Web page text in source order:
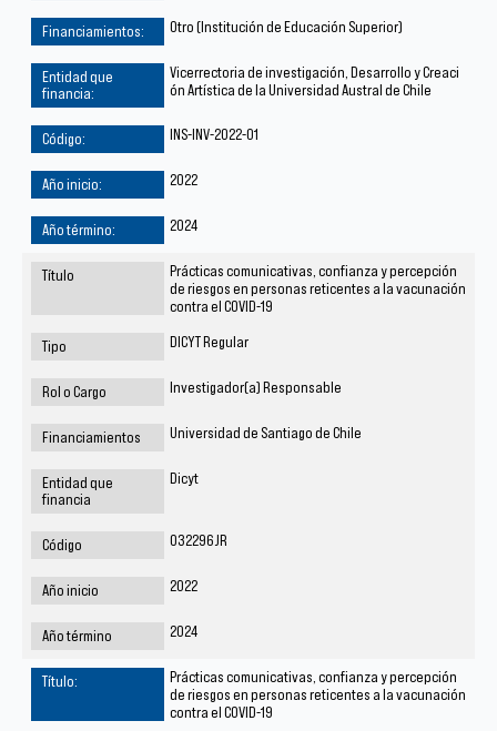
Otro (Institución de Educación Superior)
Vicerrectoria de investigación, Desarrollo y Creaci
ón Artística de la Universidad Austral de Chile
INS-INV-2022-01
2022
2024
Prácticas comunicativas, confianza y percepción
de riesgos en personas reticentes a la vacunación
contra el COVID-19
DICYT Regular
Investigador(a) Responsable
Universidad de Santiago de Chile
Dicyt
032296JR
2022
2024
Prácticas comunicativas, confianza y percepción
de riesgos en personas reticentes a la vacunación
contra el COVID-19